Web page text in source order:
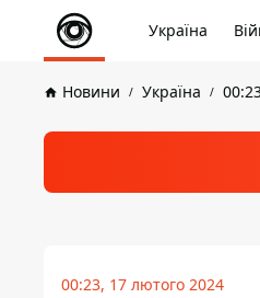
Україна
Новини Україна
00:23, 17 лютого 2024